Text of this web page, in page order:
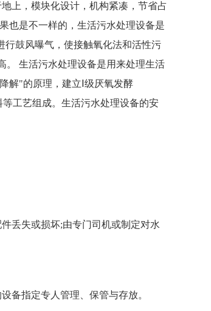
上，模块化设计，机构紧凑，节省占
也是不一样的，生活污水处理设备是
鼓风曝气，使接触氧化法和活性污
。 生活污水处理设备是用来处理生活
解"的原理，建立Ⅰ级厌氧发酵
工艺组成。生活污水处理设备的安
丢失或损坏;由专门司机或制定对水
指定专人管理、保管与存放。